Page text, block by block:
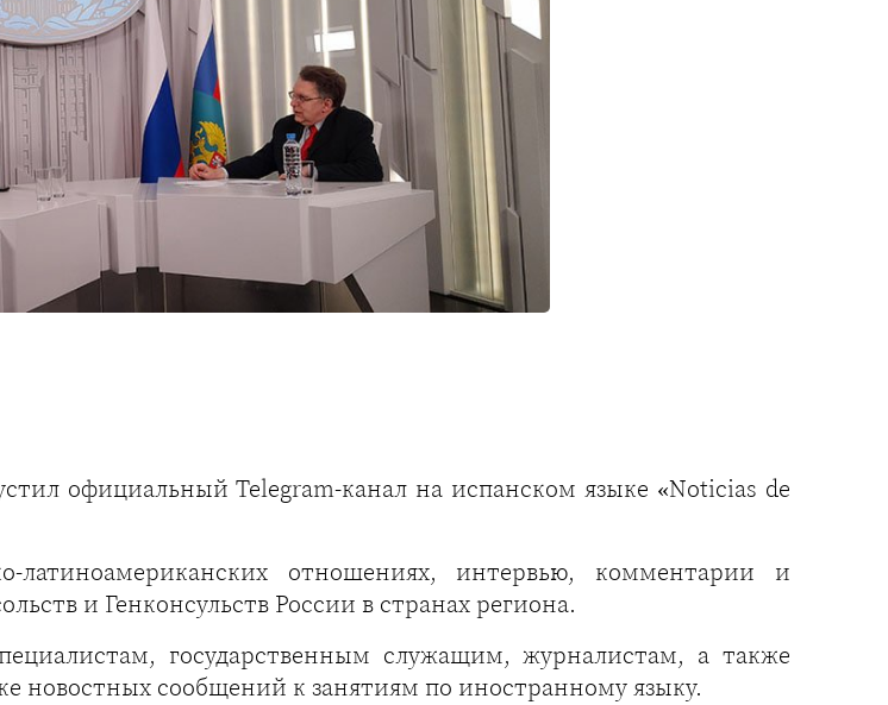
официальный Telegram-канал на испанском языке «Noticias de
отношениях, интервью, комментарии и
и Генконсульств России в странах региона.
государственным служащим, журналистам, а также
новостных сообщений к занятиям по иностранному языку.